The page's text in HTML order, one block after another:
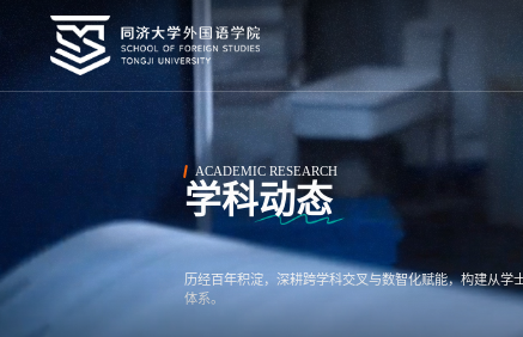
ACADEMIC RESEARCH
学科动态
历经百年积淀，深耕跨学科交叉与数智化赋能，构建从学
体系。